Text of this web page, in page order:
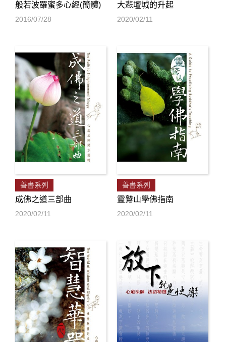
般若波羅蜜多心經(簡體)
2016/07/28
大悲壇城的升起
2020/02/11
善書系列
成佛之道三部曲
2020/02/11
善書系列
靈鷲山學佛指南
2020/02/11